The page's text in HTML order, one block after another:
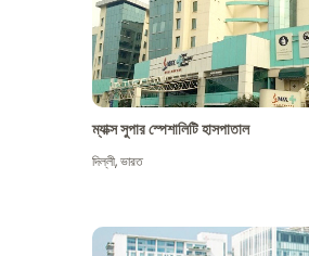
ম্যাক্স সুপার স্পেশালিটি হাসপাতাল
দিল্লী,ভারত